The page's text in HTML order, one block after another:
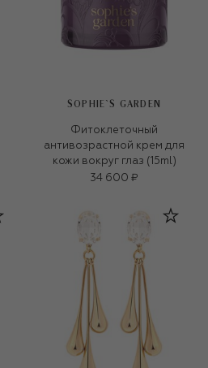
SOPHIE`S GARDEN
Фитоклеточный
антивозрастной крем для
кожи вокруг глаз (15ml)
34 600 ₽